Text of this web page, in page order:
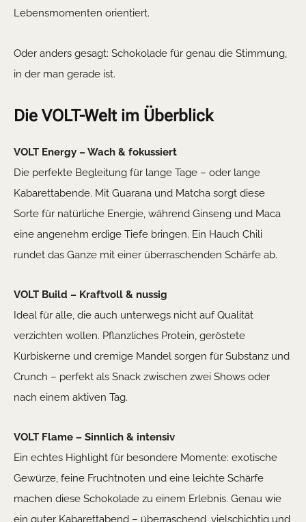
Lebensmomenten orientiert.
Oder anders gesagt: Schokolade für genau die Stimmung,
in der man gerade ist.
Die VOLT-Welt im Überblick
VOLT Energy – Wach & fokussiert
Die perfekte Begleitung für lange Tage – oder lange
Kabarettabende. Mit Guarana und Matcha sorgt diese
Sorte für natürliche Energie, während Ginseng und Maca
eine angenehm erdige Tiefe bringen. Ein Hauch Chili
rundet das Ganze mit einer überraschenden Schärfe ab.
VOLT Build – Kraftvoll & nussig
Ideal für alle, die auch unterwegs nicht auf Qualität
verzichten wollen. Pflanzliches Protein, geröstete
Kürbiskerne und cremige Mandel sorgen für Substanz und
Crunch – perfekt als Snack zwischen zwei Shows oder
nach einem aktiven Tag.
VOLT Flame – Sinnlich & intensiv
Ein echtes Highlight für besondere Momente: exotische
Gewürze, feine Fruchtnoten und eine leichte Schärfe
machen diese Schokolade zu einem Erlebnis. Genau wie
ein guter Kabarettabend – überraschend, vielschichtig und